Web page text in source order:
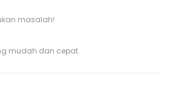
masalah!
mudah dan cepat.